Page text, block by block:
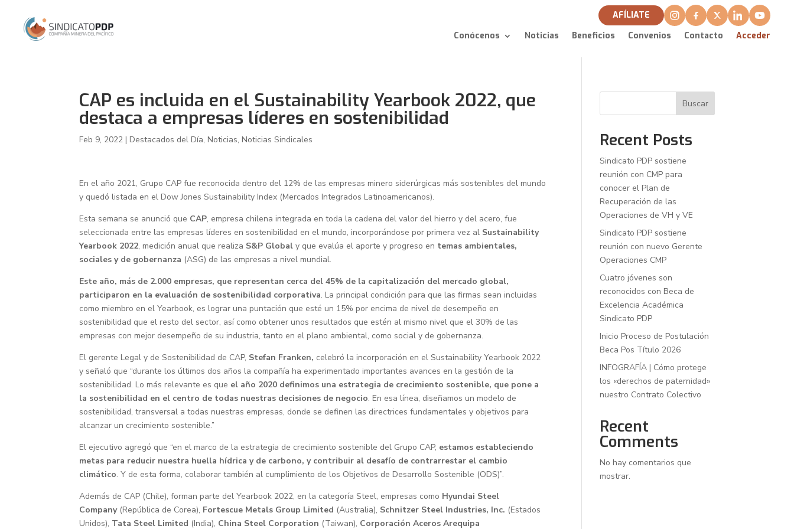
AFÍLIATE
Conócenos
Noticias Beneficios Convenios Contacto Acceder
CAP es incluida en el Sustainability Yearbook 2022, que
destaca a empresas líderes en sostenibilidad
Feb 9, 2022 |Destacados del Día,Noticias,Noticias Sindicales
En el año 2021, Grupo CAP fue reconocida dentro del 12% de las empresas minero siderúrgicas más sostenibles del mundo
y quedó listada en el Dow Jones Sustainability Index (Mercados Integrados Latinoamericanos).
Esta semana se anunció que CAP, empresa chilena integrada en toda la cadena del valor del hierro y del acero, fue
seleccionada entre las empresas líderes en sostenibilidad en el mundo, incorporándose por primera vez al Sustainability
Yearbook 2022, medición anual que realiza S&P Global y que evalúa el aporte y progreso en temas ambientales,
sociales y de gobernanza (ASG) de las empresas a nivel mundial.
Este año, más de 2.000 empresas, que representan cerca del 45% de la capitalización del mercado global,
participaron en la evaluación de sostenibilidad corporativa. La principal condición para que las firmas sean incluidas
como miembro en el Yearbook, es lograr una puntación que esté un 15% por encima de nivel de desempeño en
sostenibilidad que el resto del sector, así como obtener unos resultados que estén al mismo nivel que el 30% de las
empresas con mejor desempeño de su industria, tanto en el plano ambiental, como social y de gobernanza.
El gerente Legal y de Sostenibilidad de CAP, Stefan Franken, celebró la incorporación en el Sustainability Yearbook 2022
y señaló que “durante los últimos dos años la compañía ha experimentado importantes avances en la gestión de la
sostenibilidad. Lo más relevante es que el año 2020 definimos una estrategia de crecimiento sostenible, que pone a
la sostenibilidad en el centro de todas nuestras decisiones de negocio. En esa línea, diseñamos un modelo de
sostenibilidad, transversal a todas nuestras empresas, donde se definen las directrices fundamentales y objetivos para
alcanzar un crecimiento sostenible.”
El ejecutivo agregó que “en el marco de la estrategia de crecimiento sostenible del Grupo CAP, estamos estableciendo
metas para reducir nuestra huella hídrica y de carbono, y contribuir al desafío de contrarrestar el cambio
climático. Y de esta forma, colaborar también al cumplimiento de los Objetivos de Desarrollo Sostenible (ODS)”.
Además de CAP (Chile), forman parte del Yearbook 2022, en la categoría Steel, empresas como Hyundai Steel
Company(República de Corea), Fortescue Metals Group Limited (Australia), Schnitzer Steel Industries, Inc. (Estados
Unidos), Tata Steel Limited (India), China Steel Corporation (Taiwan), Corporación Aceros Arequipa
Buscar
Recent Posts
Sindicato PDP sostiene
reunión con CMP para
conocer el Plan de
Recuperación de las
Operaciones de VH y VE
Sindicato PDP sostiene
reunión con nuevo Gerente
Operaciones CMP
Cuatro jóvenes son
reconocidos con Beca de
Excelencia Académica
Sindicato PDP
Inicio Proceso de Postulación
Beca Pos Título 2026
INFOGRAFÍA | Cómo protege
los «derechos de paternidad»
nuestro Contrato Colectivo
Recent
Comments
No hay comentarios que
mostrar.